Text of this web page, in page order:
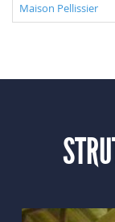
Maison Pellissier